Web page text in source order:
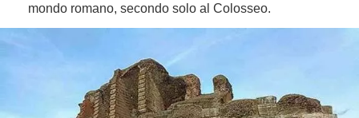
mondo romano, secondo solo al Colosseo.